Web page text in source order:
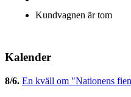
Kundvagnen är tom
Kalender
8/6. En kväll om "Nationens